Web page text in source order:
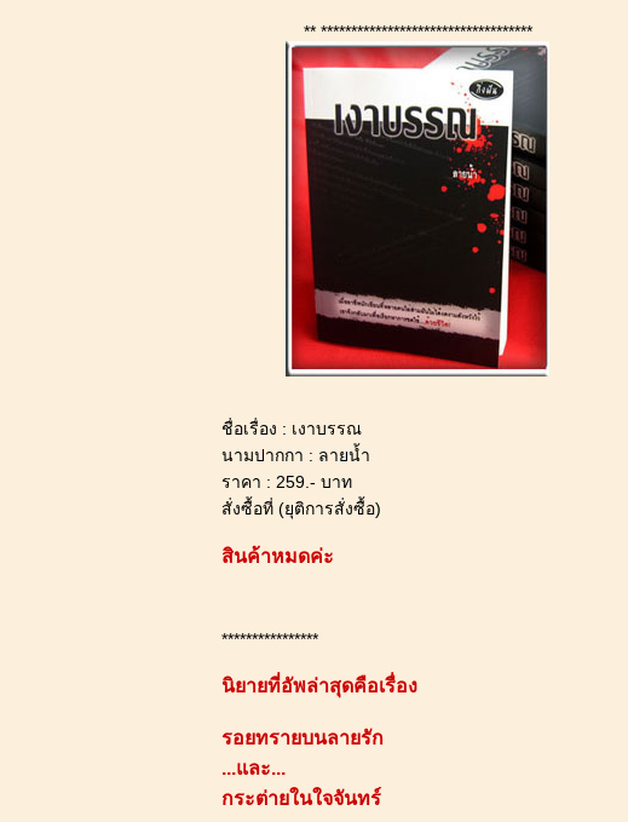
** ***********************************
ชื่อเรื่อง : เงาบรรณ
นามปากกา : ลายน้ำ
ราคา : 259.- บาท
สั่งซื้อที่ (ยุติการสั่งซื้อ)
สินค้าหมดค่ะ
****************
นิยายที่อัพล่าสุดคือเรื่อง
รอยทรายบนลายรัก
...และ...
กระต่ายในใจจันทร์